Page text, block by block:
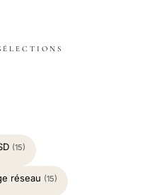
(15)
réseau (15)